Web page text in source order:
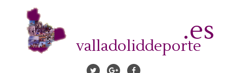
contenido
valladoliddeporte
.es